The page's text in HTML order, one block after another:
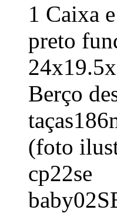
1 Caixa
preto
Berço
(foto
cp22se